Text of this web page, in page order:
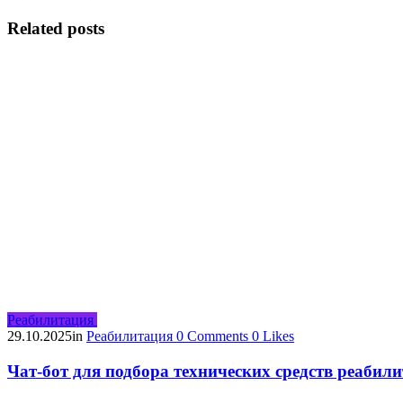
Related posts
Реабилитация
29.10.2025in Реабилитация 0 Comments 0 Likes
Чат-бот для подбора технических средств